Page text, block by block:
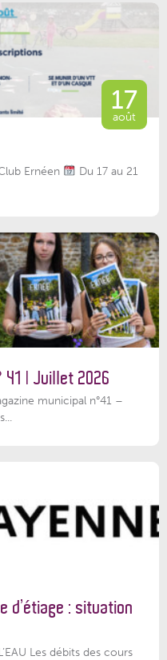
17
août
Ernéen
Du 17 au 21
41 | Juillet 2026
municipal n°41 –
d’étiage : situation
Les débits des cours